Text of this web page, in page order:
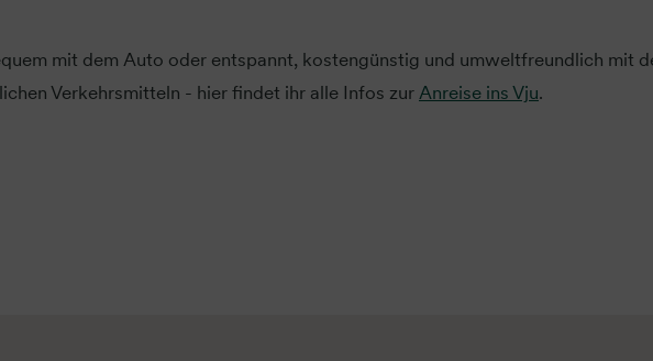
mit dem Auto oder entspannt, kostengünstig und umweltfreundlich mit
Verkehrsmitteln - hier findet ihr alle Infos zur Anreise ins Vju.